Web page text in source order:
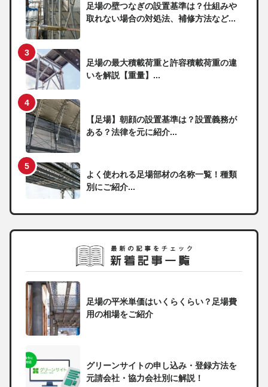
足場の壁つなぎの設置基準は？仕組みや
取れない場合の対処法、補修方法など...
足場の最大積載荷重と許容積載荷重の違
いを解説【重量】...
【足場】朝顔の設置基準は？設置義務が
ある？法律を元に紹介...
よく使われる足場部材の名称一覧！種類
別にご紹介...
足場の平米単価はいくらくらい？足場費
用の相場をご紹介
グリーンサイトの申し込み・登録方法を
元請会社・協力会社別に解説！